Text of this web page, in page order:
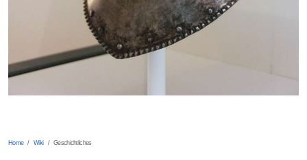
Home Wiki Geschichtliches